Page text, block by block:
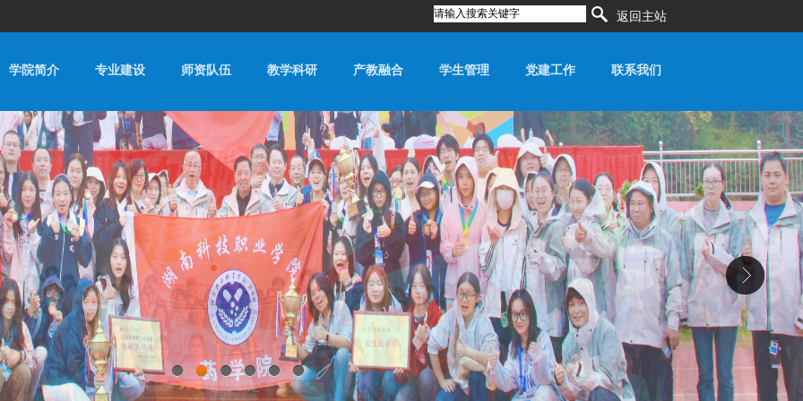
返回主站
学院简介 专业建设 师资队伍 教学科研 产教融合 学生管理 党建工作 联系我们
0 1 2 3 4 5